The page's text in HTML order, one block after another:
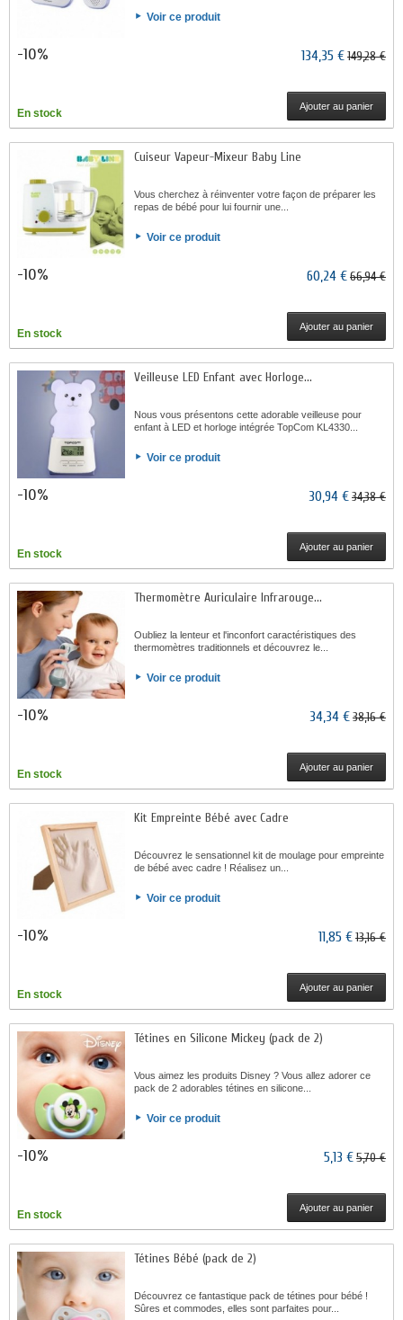
Voir ce produit
-10% 134,35 €149,28 €
En stock
Ajouter au panier
Cuiseur Vapeur-Mixeur Baby Line
Vous cherchez à réinventer votre façon de préparer les
repas de bébé pour lui fournir une...
Voir ce produit
-10% 60,24 €66,94 €
En stock
Ajouter au panier
Veilleuse LED Enfant avec Horloge...
Nous vous présentons cette adorable veilleuse pour
enfant à LED et horloge intégrée TopCom KL4330...
Voir ce produit
-10% 30,94 €34,38 €
En stock
Ajouter au panier
Thermomètre Auriculaire Infrarouge...
Oubliez la lenteur et l'inconfort caractéristiques des
thermomètres traditionnels et découvrez le...
Voir ce produit
-10% 34,34 €38,16 €
En stock
Ajouter au panier
Kit Empreinte Bébé avec Cadre
Découvrez le sensationnel kit de moulage pour empreinte
de bébé avec cadre ! Réalisez un...
Voir ce produit
-10% 11,85 €13,16 €
En stock
Ajouter au panier
Tétines en Silicone Mickey (pack de 2)
Vous aimez les produits Disney ? Vous allez adorer ce
pack de 2 adorables tétines en silicone...
Voir ce produit
-10% 5,13 €5,70 €
En stock
Ajouter au panier
Tétines Bébé (pack de 2)
Découvrez ce fantastique pack de tétines pour bébé !
Sûres et commodes, elles sont parfaites pour...